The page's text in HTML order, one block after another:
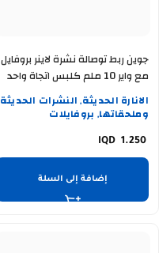
جوين ربط توصالة نشرة لاينر بروفايل
مع واير 10 ملم كلبس اتجاة واحد
مفرد
الانارة الحديثة, النشرات الحديثة
وملحقاتها, بروفايلات
1.250
إضافة إلى السلة